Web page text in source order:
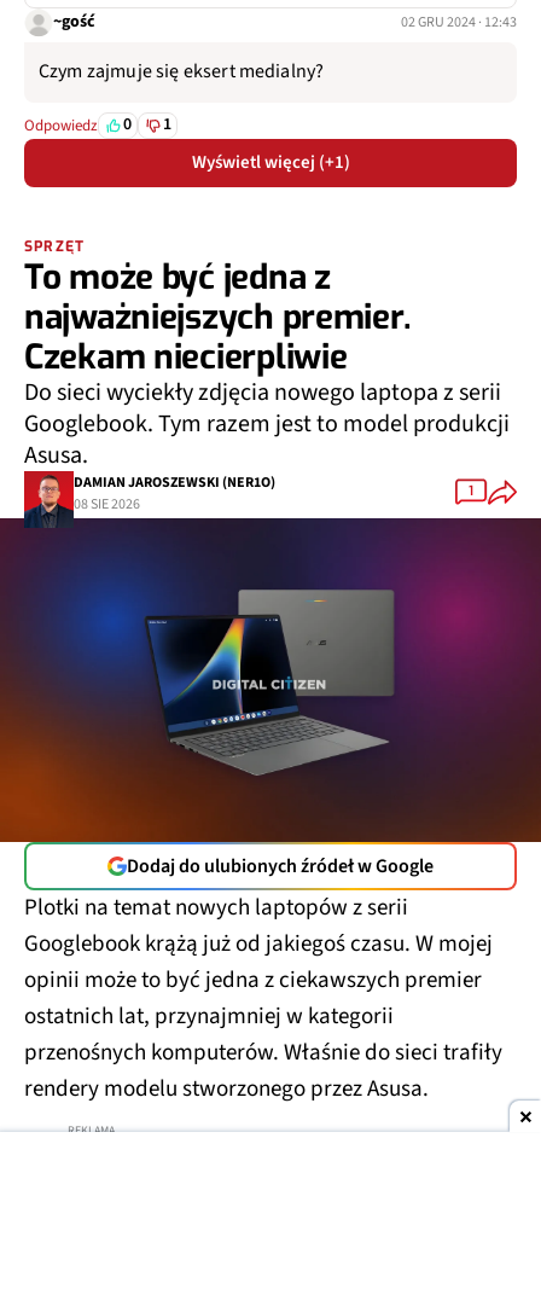
~gość 02 GRU 2024 · 12:43
Czym zajmuje się eksert medialny?
Odpowiedz 0 1
Wyświetl więcej (+1)
SPRZĘT
To może być jedna z
najważniejszych premier.
Czekam niecierpliwie
Do sieci wyciekły zdjęcia nowego laptopa z serii
Googlebook. Tym razem jest to model produkcji
Asusa.
DAMIAN JAROSZEWSKI (NER1O)
08 SIE 2026
1
Dodaj do ulubionych źródeł w Google
Plotki na temat nowych laptopów z serii
Googlebook krążą już od jakiegoś czasu. W mojej
opinii może to być jedna z ciekawszych premier
ostatnich lat, przynajmniej w kategorii
przenośnych komputerów. Właśnie do sieci trafiły
rendery modelu stworzonego przez Asusa.